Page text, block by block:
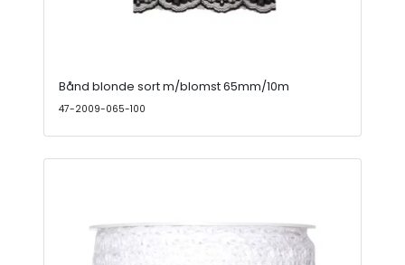
Bånd blonde sort m/blomst 65mm/10m
47-2009-065-100